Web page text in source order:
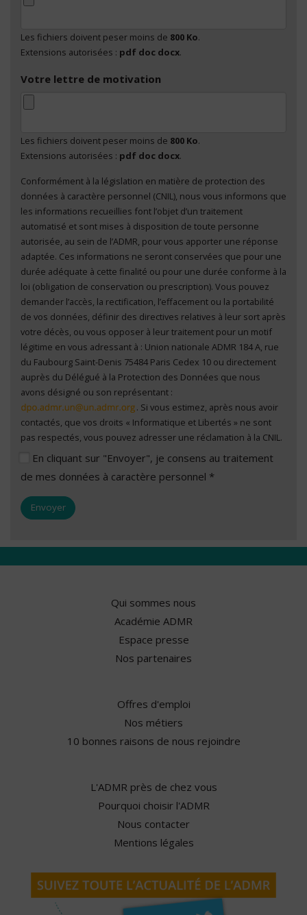
Les fichiers doivent peser moins de 800 Ko.
Extensions autorisées : pdf doc docx.
Votre lettre de motivation
Les fichiers doivent peser moins de 800 Ko.
Extensions autorisées : pdf doc docx.
En cliquant sur "Envoyer", je consens au traitement
de mes données à caractère personnel *
Conformément à la législation en matière de protection des
données à caractère personnel (CNIL), nous vous informons que
les informations recueillies font l’objet d’un traitement
automatisé et sont mises à disposition de toute personne
autorisée, au sein de l’ADMR, pour vous apporter une réponse
adaptée. Ces informations ne seront conservées que pour une
durée adéquate à cette finalité ou pour une durée conforme à la
loi (obligation de conservation ou prescription). Vous pouvez
demander l’accès, la rectification, l’effacement ou la portabilité
de vos données, définir des directives relatives à leur sort après
votre décès, ou vous opposer à leur traitement pour un motif
légitime en vous adressant à : Union nationale ADMR 184 A, rue
du Faubourg Saint-Denis 75484 Paris Cedex 10 ou directement
auprès du Délégué à la Protection des Données que nous
avons désigné ou son représentant :
. Si vous estimez, après nous avoir
contactés, que vos droits « Informatique et Libertés » ne sont
pas respectés, vous pouvez adresser une réclamation à la CNIL.
En cliquant sur "Envoyer", je consens au traitement
de mes données à caractère personnel *
Qui sommes nous
Académie ADMR
Espace presse
Nos partenaires
Offres d'emploi
Nos métiers
10 bonnes raisons de nous rejoindre
L'ADMR près de chez vous
Pourquoi choisir l'ADMR
Nous contacter
Mentions légales